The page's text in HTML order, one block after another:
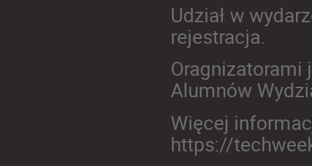
Udział w
rejestracja.
Oragnizatorami
Alumnów
Więcej
https://